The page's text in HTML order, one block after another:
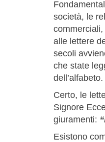
società, le
alle lettere
secoli
che state
dell’alfabeto.
Certo, le
Signore
giuramenti:
Esistono